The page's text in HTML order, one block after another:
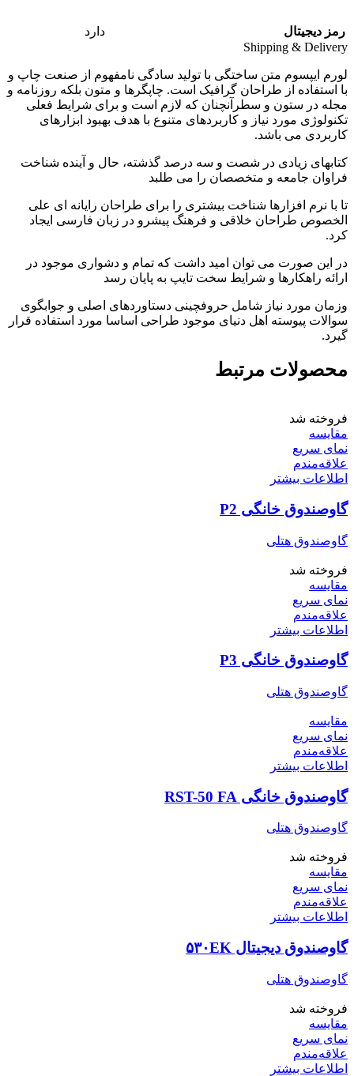
رمز دیجیتال
دارد
Shipping & Delivery
لورم ایپسوم متن ساختگی با تولید سادگی نامفهوم از صنعت چاپ و
با استفاده از طراحان گرافیک است. چاپگرها و متون بلکه روزنامه و
مجله در ستون و سطرآنچنان که لازم است و برای شرایط فعلی
تکنولوژی مورد نیاز و کاربردهای متنوع با هدف بهبود ابزارهای
کاربردی می باشد.
کتابهای زیادی در شصت و سه درصد گذشته، حال و آینده شناخت
فراوان جامعه و متخصصان را می طلبد
تا با نرم افزارها شناخت بیشتری را برای طراحان رایانه ای علی
الخصوص طراحان خلاقی و فرهنگ پیشرو در زبان فارسی ایجاد
کرد.
در این صورت می توان امید داشت که تمام و دشواری موجود در
ارائه راهکارها و شرایط سخت تایپ به پایان رسد
وزمان مورد نیاز شامل حروفچینی دستاوردهای اصلی و جوابگوی
سوالات پیوسته اهل دنیای موجود طراحی اساسا مورد استفاده قرار
گیرد.
محصولات مرتبط
فروخته شد
مقایسه
نمای سریع
علاقه‌مندم
اطلاعات بیشتر
گاوصندوق خانگی P2
گاوصندوق هتلی
فروخته شد
مقایسه
نمای سریع
علاقه‌مندم
اطلاعات بیشتر
گاوصندوق خانگی P3
گاوصندوق هتلی
مقایسه
نمای سریع
علاقه‌مندم
اطلاعات بیشتر
گاوصندوق خانگی RST-50 FA
گاوصندوق هتلی
فروخته شد
مقایسه
نمای سریع
علاقه‌مندم
اطلاعات بیشتر
گاوصندوق دیجیتال ۵۳۰EK
گاوصندوق هتلی
فروخته شد
مقایسه
نمای سریع
علاقه‌مندم
اطلاعات بیشتر